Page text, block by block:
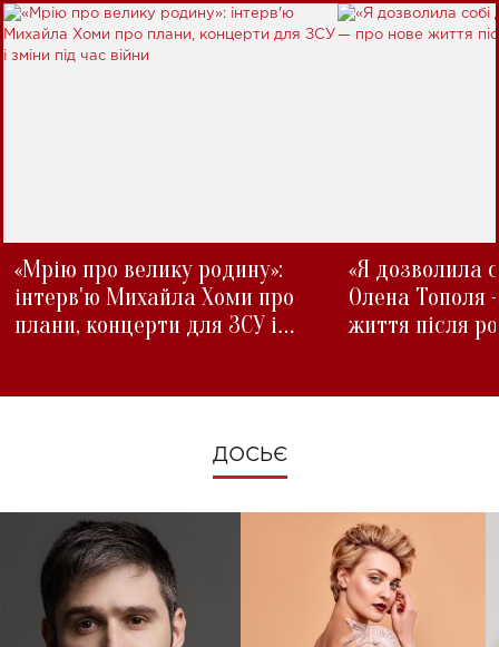
«Мрію про велику родину»:
інтерв'ю Михайла Хоми про
плани, концерти для ЗСУ і
«Я дозволила
Олена Тополя
життя після
ДОСЬЄ